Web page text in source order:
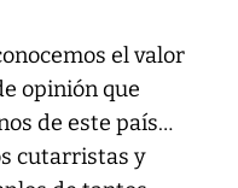
el valor
opinión que
de este país…
cutarristas y